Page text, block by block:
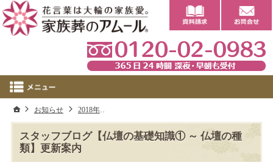
スタッフブログ【仏壇の基礎知識① ～ 仏壇の種
類】更新案内
ホーム
お知らせ 2018年